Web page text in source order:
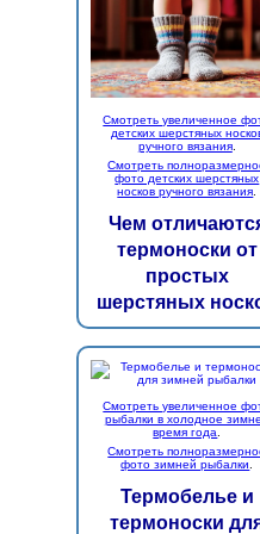
Смотреть увеличенное
детских шерстяных
ручного вязания.
Смотреть
фото детских шерстяных
носков ручного вязания
Чем
термоноски от
простых
шерстяных
Смотреть увеличенное
рыбалки в холодное
время года
Смотреть
фото зимней рыбалки
Термобелье и
термоноски